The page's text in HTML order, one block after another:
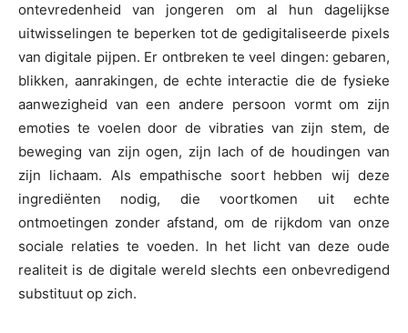
ontevredenheid van jongeren om al hun dagelijkse
uitwisselingen te beperken tot de gedigitaliseerde pixels
van digitale pijpen. Er ontbreken te veel dingen: gebaren,
blikken, aanrakingen, de echte interactie die de fysieke
aanwezigheid van een andere persoon vormt om zijn
emoties te voelen door de vibraties van zijn stem, de
beweging van zijn ogen, zijn lach of de houdingen van
zijn lichaam. Als empathische soort hebben wij deze
ingrediënten nodig, die voortkomen uit echte
ontmoetingen zonder afstand, om de rijkdom van onze
sociale relaties te voeden. In het licht van deze oude
realiteit is de digitale wereld slechts een onbevredigend
substituut op zich.